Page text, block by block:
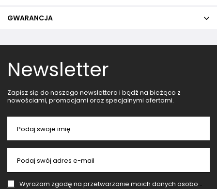
GWARANCJA
Newsletter
Zapisz się do naszego newslettera i bądź na bieżąco z
nowościami, promocjami oraz specjalnymi ofertami.
Podaj swoje imię
Podaj swój adres e-mail
Wyrażam zgodę na przetwarzanie moich danych osobowych (adres e-mail) na potrzeby wysyłki newslettera z informacją handlową (marketing). Więcej w